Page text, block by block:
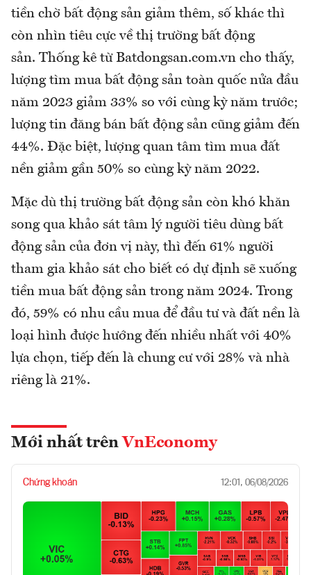
tiền chờ bất động sản giảm thêm, số khác thì
còn nhìn tiêu cực về thị trường bất động
sản. Thống kê từ Batdongsan.com.vn cho thấy,
lượng tìm mua bất động sản toàn quốc nửa đầu
năm 2023 giảm 33% so với cùng kỳ năm trước;
lượng tin đăng bán bất động sản cũng giảm đến
44%. Đặc biệt, lượng quan tâm tìm mua đất
nền giảm gần 50% so cùng kỳ năm 2022.
Mặc dù thị trường bất động sản còn khó khăn
song qua khảo sát tâm lý người tiêu dùng bất
động sản của đơn vị này, thì đến 61% người
tham gia khảo sát cho biết có dự định sẽ xuống
tiền mua bất động sản trong năm 2024. Trong
đó, 59% có nhu cầu mua để đầu tư và đất nền là
loại hình được hướng đến nhiều nhất với 40%
lựa chọn, tiếp đến là chung cư với 28% và nhà
riêng là 21%.
Mới nhất trên VnEconomy
Chứng khoán 12:01, 06/08/2026